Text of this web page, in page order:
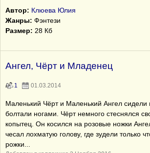
Автор: Клюева Юлия
Жанры: Фэнтези
Размер: 28 Кб
Ангел, Чёрт и Младенец
1 01.03.2014
Маленький Чёрт и Маленький Ангел сидели
болтали ногами. Чёрт немного стеснялся
копытец. Он косился на розовые ножки
чесал лохматую голову, где зудели только
рожки...